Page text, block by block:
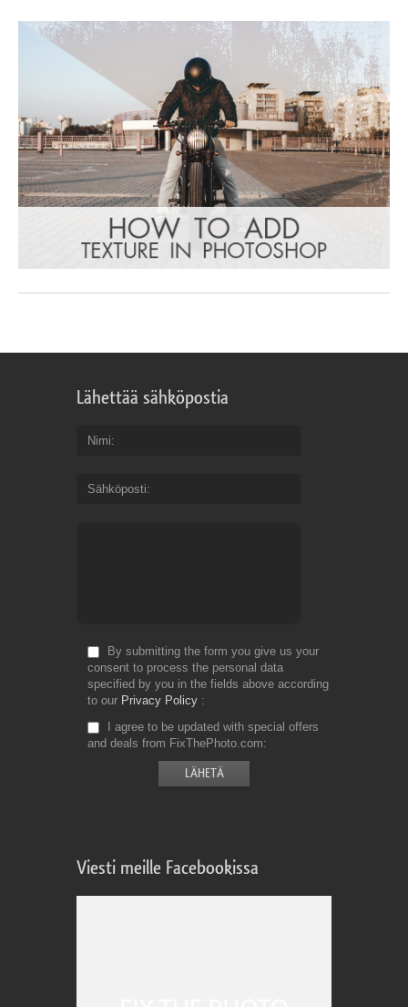
Lähettää sähköpostia
Nimi
Sähköposti
By submitting the form you give us your
consent to process the personal data
specified by you in the fields above according
to our Privacy Policy
I agree to be updated with special offers
and deals from FixThePhoto.com
Viesti meille Facebookissa